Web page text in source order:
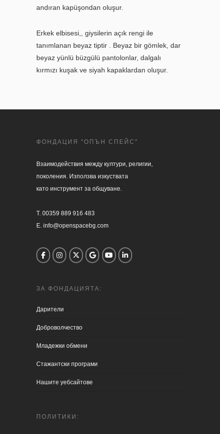
andıran kapüşondan oluşur.
Erkek elbisesi,, giysilerin açık rengi ile
tanımlanan beyaz tiptir . Beyaz bir gömlek, dar
beyaz yünlü büzgülü pantolonlar, dalgalı
kırmızı kuşak ve siyah kapaklardan oluşur.
ФОНДАЦИЯ "ОПЪН СПЕЙС"
Взаимодействия между култури, религии,
поколения. Използва изкуствата
като инструмент за общуване.
T. 00359 889 916 483
E. info@openspacebg.com
ЗА ФОНДАЦИЯТА:
Дарители
Доброволчество
Младежки обмени
Стажантски програми
Нашите уебсайтове
ПОЛИТИКИ: